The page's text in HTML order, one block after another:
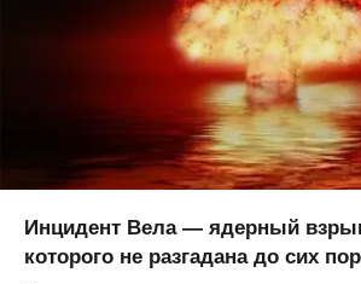
Инцидент Вела — ядерный
которого не разгадана до сих пор